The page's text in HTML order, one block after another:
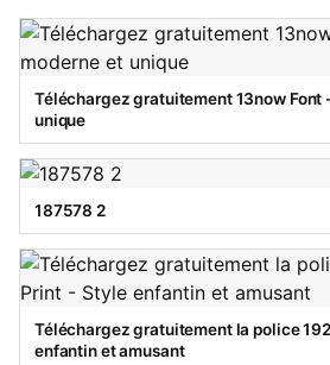
Téléchargez gratuitement 13now Font
unique
187578 2
Téléchargez gratuitement la police
enfantin et amusant